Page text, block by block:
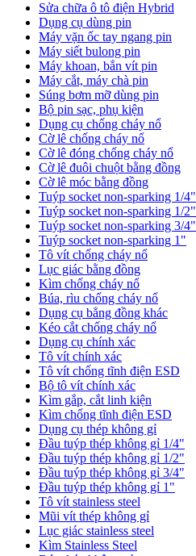
Sửa chữa ô tô điện Hybrid
Dụng cụ dùng pin
Máy vặn ốc tay ngang pin
Máy siết bulong pin
Máy khoan, bắn vít pin
Máy cắt, máy chà pin
Súng bơm mỡ dùng pin
Bộ pin sạc, phụ kiện
Dụng cụ chống cháy nổ
Cờ lê chống cháy nổ
Cờ lê đóng chống cháy nổ
Cờ lê đuôi chuột bằng đồng
Cờ lê móc bằng đồng
Tuýp socket non-sparking 1/4"
Tuýp socket non-sparking 1/2"
Tuýp socket non-sparking 3/4"
Tuýp socket non-sparking 1"
Tô vít chống cháy nổ
Lục giác bằng đồng
Kìm chống cháy nổ
Búa, rìu chống cháy nổ
Dụng cụ bẳng đồng khác
Kéo cắt chống cháy nổ
Dụng cụ chính xác
Tô vít chính xác
Tô vít chống tĩnh điện ESD
Bộ tô vít chính xác
Kìm gắp, cắt linh kiện
Kìm chống tĩnh điện ESD
Dụng cụ thép không gỉ
Đầu tuýp thép không gỉ 1/4"
Đầu tuýp thép không gỉ 1/2"
Đầu tuýp thép không gỉ 3/4"
Đầu tuýp thép không gỉ 1"
Tô vít stainless steel
Mũi vít thép không gỉ
Lục giác stainless steel
Kìm Stainless Steel